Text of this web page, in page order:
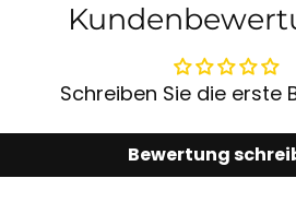
Schreiben Sie die erste
Bewertung